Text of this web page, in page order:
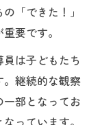
「できた！」
要です。
は子どもたち
継続的な観察
部となってお
っています。